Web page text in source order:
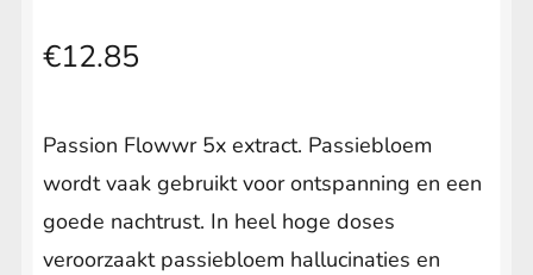
€12.85
Passion Flowwr 5x extract. Passiebloem
wordt vaak gebruikt voor ontspanning en een
goede nachtrust. In heel hoge doses
veroorzaakt passiebloem hallucinaties en